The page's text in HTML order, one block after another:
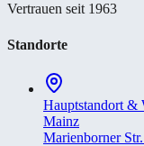
Vertrauen seit 1963
Standorte
Hauptstandort &
Mainz
Marienborner